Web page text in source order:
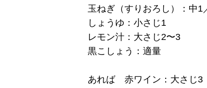
玉ねぎ（すりおろし）：中1
しょうゆ：小さじ1
レモン汁：大さじ2〜3
黒こしょう：適量
あれば 赤ワイン：大さじ3